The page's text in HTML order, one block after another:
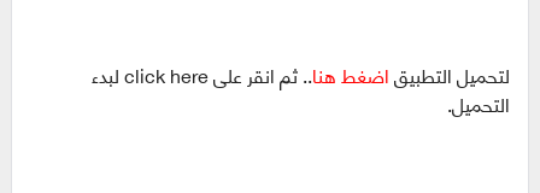
لتحميل التطبيقاضغط هنا .. ثم انقر على click here لبدء
التحميل.